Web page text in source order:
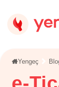
Yengeç